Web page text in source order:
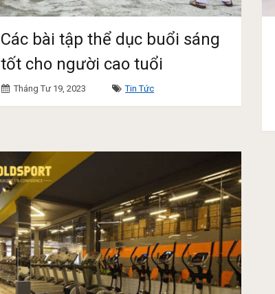
Các bài tập thể dục buổi sáng
tốt cho người cao tuổi
Tháng Tư 19, 2023 Tin Tức